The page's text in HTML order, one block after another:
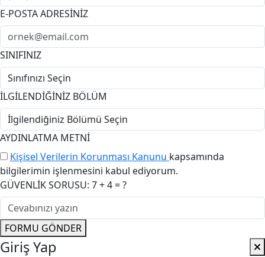
E-POSTA ADRESİNİZ
SINIFINIZ
İLGİLENDİĞİNİZ BÖLÜM
AYDINLATMA METNİ
Kişisel Verilerin Korunması Kanunu kapsamında
bilgilerimin işlenmesini kabul ediyorum.
GÜVENLİK SORUSU: 7 + 4 = ?
FORMU GÖNDER
Giriş Yap